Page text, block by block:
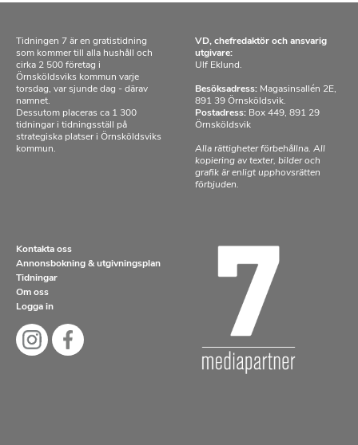
Tidningen 7 är en gratistidning
som kommer till alla hushåll och
cirka 2 500 företag i
Örnsköldsviks kommun varje
torsdag, var sjunde dag - därav
namnet.
Dessutom placeras ca 1 300
tidningar i tidningsställ på
strategiska platser i Örnsköldsviks
kommun.
VD, chefredaktör och ansvarig
utgivare:
Ulf Eklund.
Besöksadress: Magasinsallén 2E,
891 39 Örnsköldsvik.
Postadress: Box 449, 891 29
Örnsköldsvik
Alla rättigheter förbehållna. All
kopiering av texter, bilder och
grafik är enligt upphovsrätten
förbjuden.
Kontakta oss
Annonsbokning & utgivningsplan
Tidningar
Om oss
Logga in